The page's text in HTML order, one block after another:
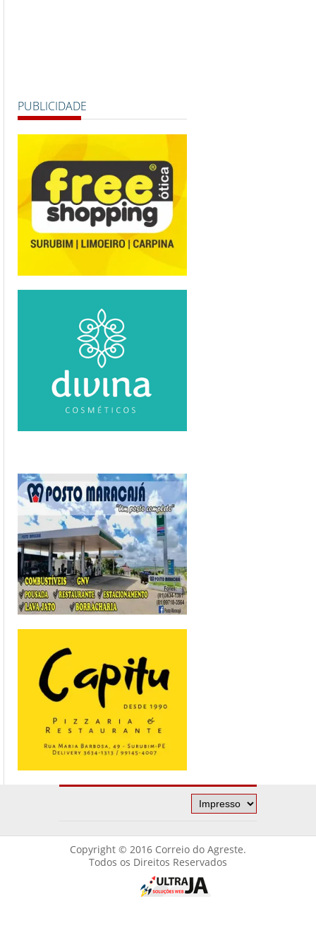
PUBLICIDADE
Copyright © 2016 Correio do Agreste.
Todos os Direitos Reservados